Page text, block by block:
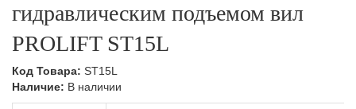
гидравлическим подъемом вил
PROLIFT ST15L
Код Товара: ST15L
Наличие: В наличии